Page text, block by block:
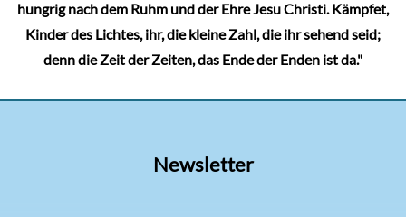
hungrig nach dem Ruhm und der Ehre Jesu Christi. Kämpfet,
Kinder des Lichtes, ihr, die kleine Zahl, die ihr sehend seid;
denn die Zeit der Zeiten, das Ende der Enden ist da."
Newsletter